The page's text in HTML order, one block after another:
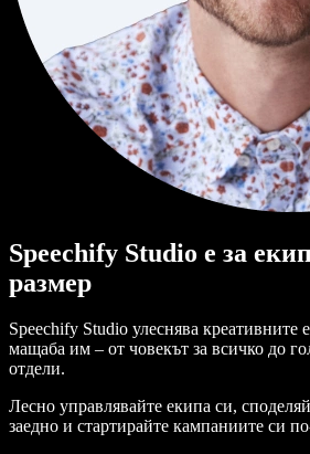
Speechify Studio е за
размер
Speechify Studio улеснява креативните
мащаба им – от човекът за всичко до
отдели.
Лесно управлявайте екипа си,
заедно и стартирайте кампаниите си